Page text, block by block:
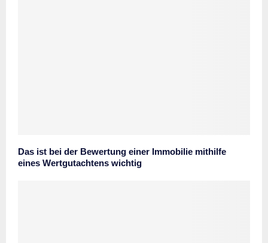
Das ist bei der Bewertung einer Immobilie mithilfe
eines Wertgutachtens wichtig